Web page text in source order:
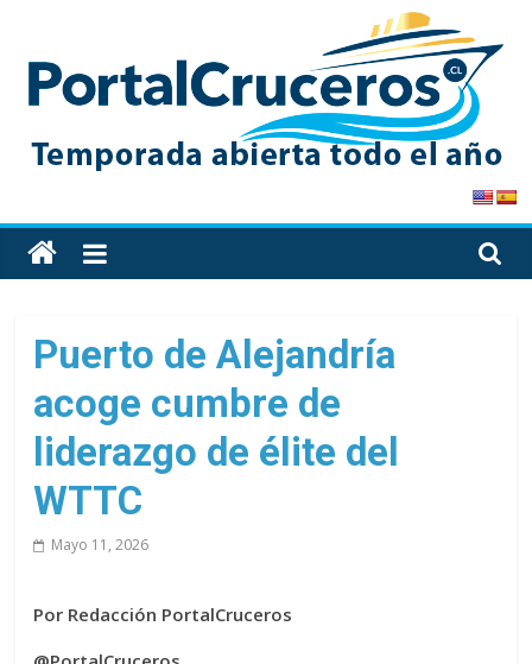
content
PortalCruceros
Toda
la
de
cruceros
en
un
sitio
Puerto de Alejandría
acoge cumbre de
liderazgo de élite del
WTTC
Mayo 11, 2026
Por Redacción PortalCruceros